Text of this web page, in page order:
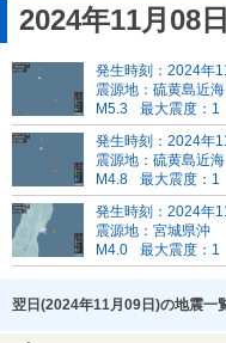
2024年11月08
発生時刻：2024年
震源地：硫黄島近海
M5.3
最大震度：1
発生時刻：2024年
震源地：硫黄島近海
M4.8
最大震度：1
発生時刻：2024年
震源地：宮城県沖
M4.0
最大震度：1
翌日(2024年11月09日)の地震一